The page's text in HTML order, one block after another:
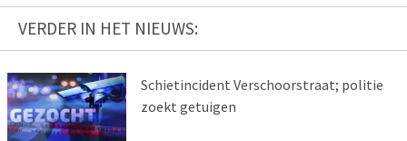
VERDER IN HET NIEUWS:
Schietincident Verschoorstraat; politie
zoekt getuigen